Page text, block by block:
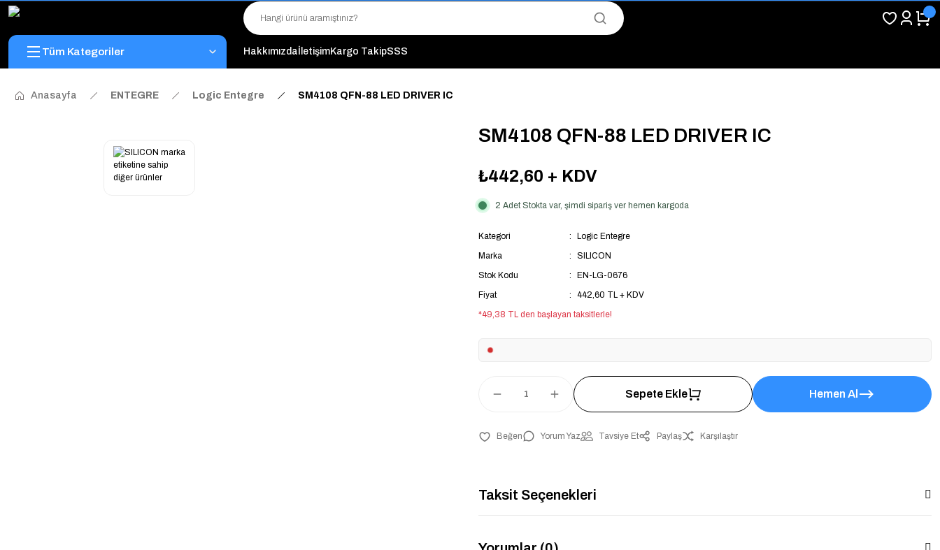
"Toptan Fiyatına Perakende Satış Avantajını Kaçırmayın!"
"Üyelere Özel: Stok Önceliği ve Proje Fiyatları."
Tüm Kategoriler HakkımızdaİletişimKargo TakipSSS
Anasayfa ENTEGRE Logic Entegre SM4108 QFN-88 LED DRIVER IC
SM4108 QFN-88 LED DRIVER IC
₺442,60 + KDV
2 Adet Stokta var, şimdi sipariş ver hemen kargoda
Kategori
Logic Entegre
Marka
SILICON
Stok Kodu
EN-LG-0676
Fiyat
442,60 TL + KDV
*49,38 TL den başlayan taksitlerle!
Sepete Ekle Hemen Al
Yorum Yaz Tavsiye Et Paylaş Karşılaştır
Taksit Seçenekleri